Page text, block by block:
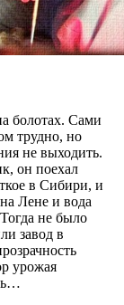
болотах. Сами
трудно, но
не выходить.
он поехал
в Сибири, и
Лене и вода
не было
завод в
урожая